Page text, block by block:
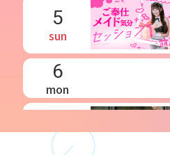
5
sun
6
mon
7